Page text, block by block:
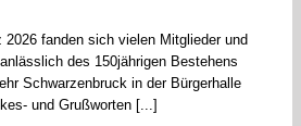
fanden sich vielen Mitglieder und
des 150jährigen Bestehens
Schwarzenbruck in der Bürgerhalle
und Grußworten [...]